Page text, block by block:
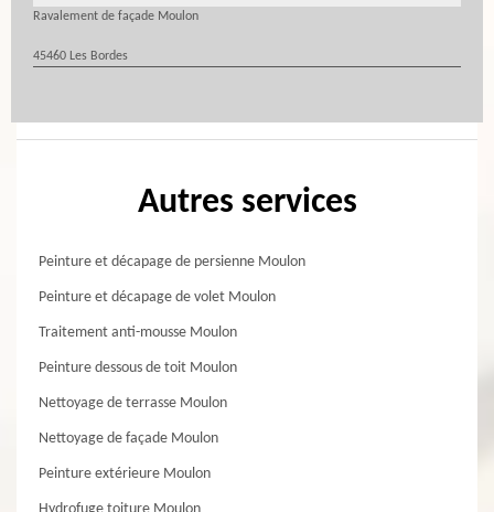
Ravalement de façade Moulon
45460 Les Bordes
Autres services
Peinture et décapage de persienne Moulon
Peinture et décapage de volet Moulon
Traitement anti-mousse Moulon
Peinture dessous de toit Moulon
Nettoyage de terrasse Moulon
Nettoyage de façade Moulon
Peinture extérieure Moulon